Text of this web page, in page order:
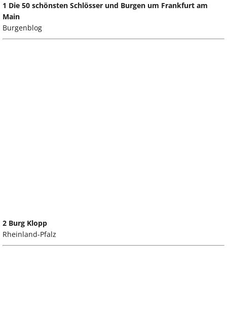
1 Die 50 schönsten Schlösser und Burgen um Frankfurt am
Main
Burgenblog
2 Burg Klopp
Rheinland-Pfalz